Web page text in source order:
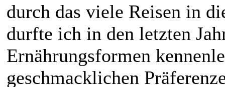
durch das viele Reisen in
durfte ich in den letzten
Ernährungsformen
geschmacklichen